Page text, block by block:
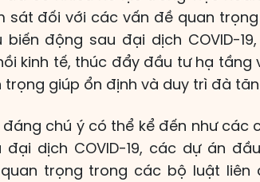
sát đối với các vấn đề quan
động sau đại dịch COVID-
kinh tế, thúc đẩy đầu tư hạ tầng
giúp ổn định và duy trì đà
chú ý có thể kể đến như các
dịch COVID-19, các dự án
trọng trong các bộ luật